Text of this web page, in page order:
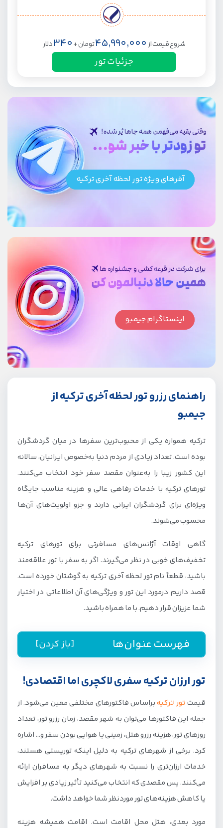
شروع قیمت از45,990,000تومان+
340دلار
جزئیات تور
آفرهای ویژه تور لحظه آخری ترکیه
اینستاگرام جیمبو
راهنمای رزرو تور لحظه آخری ترکیه از
جیمبو
ترکیه همواره یکی از محبوب‌ترین سفرها در میان گردشگران
بوده است. تعداد زیادی از مردم دنیا به‌خصوص ایرانیان، سالانه
این کشور زیبا را به‌عنوان مقصد سفر خود انتخاب می‌کنند.
تورهای ترکیه با خدمات رفاهی عالی و هزینه مناسب جایگاه
ویژه‌ای برای گردشگران ایرانی دارند و جزو اولویت‌های آن‌ها
محسوب می‌شوند.
گاهی اوقات آژانس‌های مسافرتی برای تورهای ترکیه
تخفیف‌های خوبی در نظر می‌گیرند. اگر به سفر با تور علاقه‌مند
باشید، قطعاً نام تور لحظه آخری ترکیه به گوشتان خورده است.
قصد داریم درمورد این تور و ویژگی‌های آن اطلاعاتی در اختیار
شما عزیزان قرار دهیم. با ما همراه باشید.
فهرست عنوان‌ها [باز کردن]
تور ارزان ترکیه سفری لاکچری اما اقتصادی!
تور لحظه آخری ترکیه چیست؟
آیا خدمات تور لحظه آخری با سایر تورهای ترکیه متفاوت
تور لحظه آخری ترکیه چه معایبی دارد؟
چگونه تور لحظه آخری ترکیه رزرو کنیم؟
تور ارزان ترکیه سفری لاکچری اما اقتصادی!
قیمتتور ترکیهبراساس فاکتورهای مختلفی معین می‌شود. از
جمله این فاکتورها می‌توان به شهر مقصد، زمان رزرو تور، تعداد
روزهای تور، هزینه رزرو هتل، زمینی یا هوایی بودن سفر و… اشاره
کرد. برخی از شهرهای ترکیه به‌ دلیل اینکه توریستی هستند،
خدمات ارزان‌تری را نسبت به شهرهای دیگر به مسافران ارائه
می‌کنند. پس مقصدی که انتخاب می‌کنید تأثیر زیادی بر افزایش
یا کاهش هزینه‌های تور موردنظر شما خواهد داشت.
مورد بعدی، هتل محل اقامت است. اقامت همیشه هزینه